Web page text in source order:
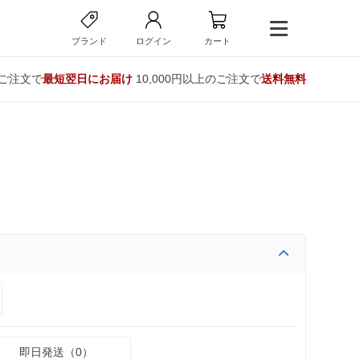
ブランド ログイン カート
注文で最短翌日にお届け10,000円以上のご注文で送料無料
即日発送（0）